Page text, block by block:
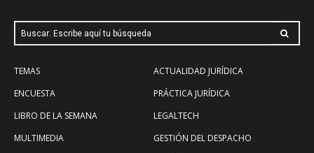
Buscar: Escribe aquí tu búsqueda
TEMAS
ENCUESTA
LIBRO DE LA SEMANA
MULTIMEDIA
ACTUALIDAD JURÍDICA
PRÁCTICA JURÍDICA
LEGALTECH
GESTIÓN DEL DESPACHO